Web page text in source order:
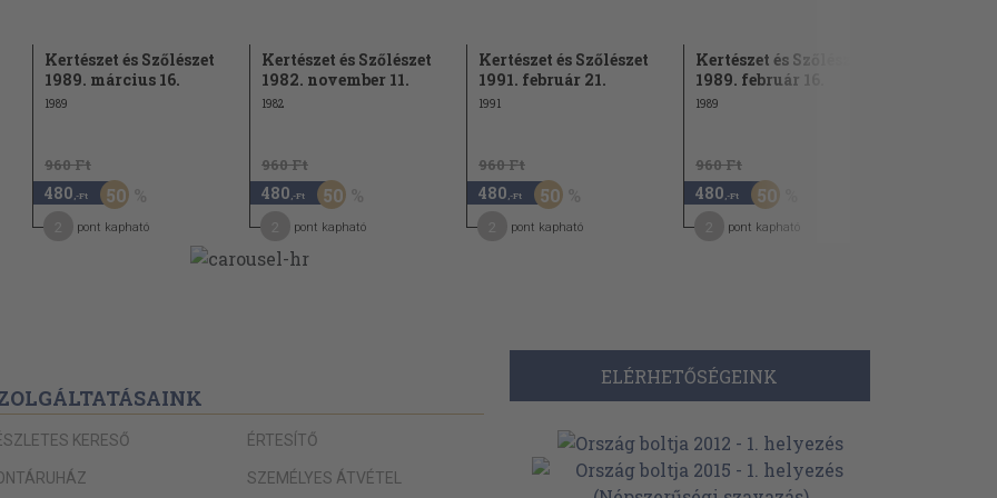
38
Kertészet és Szőlészet
1989. március 16.
1989
960 Ft
480 ,-Ft 50
pont kapható
Kertészet és Szőlészet
1982. november 11.
1982
960 Ft
480 ,-Ft 50
pont kapható
Kertészet és Szőlészet
1991. február 21.
1991
960 Ft
480 ,-Ft 50
pont kapható
Kertészet és Szőlészet
1989. február 16.
1989
960 Ft
480 ,-Ft 50
pont kapható
KERESŐ ÉRTESÍTŐ
SZEMÉLYES ÁTVÉTEL
ELÉRHETŐSÉGEINK